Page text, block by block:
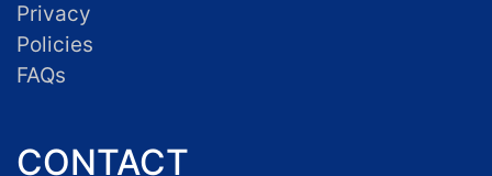
Privacy
Policies
FAQs
CONTACT